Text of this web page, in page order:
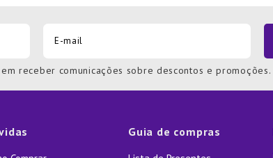
receber comunicações sobre descontos e promoções.
Guia de compras